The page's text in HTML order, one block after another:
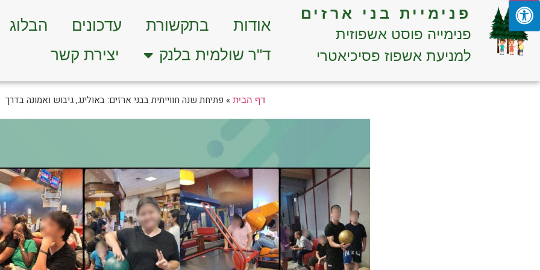
פנימיית בני ארזים
פנימייה פוסט אשפוזית
למניעת אשפוז פסיכיאטרי
אודות בתקשורת עדכונים
הבלוג
ד"ר שולמית בלנק
יצירת קשר
דף הבית » פתיחת שנה חווייתית בבני ארזים: באולינג, גיבוש ואמונה בדרך